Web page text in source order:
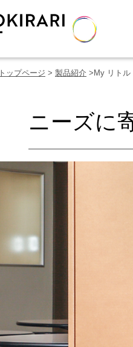
トップページ > 製品紹介 >My リトル
ニーズに